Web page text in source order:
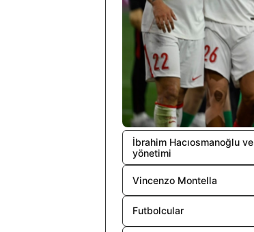
İbrahim Hacıosmanoğlu ve
yönetimi
Vincenzo Montella
Futbolcular